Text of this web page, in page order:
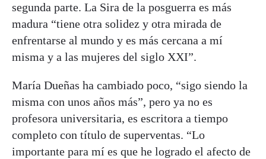
segunda parte. La Sira de la posguerra es más
madura “tiene otra solidez y otra mirada de
enfrentarse al mundo y es más cercana a mí
misma y a las mujeres del siglo XXI”.
María Dueñas ha cambiado poco, “sigo siendo la
misma con unos años más”, pero ya no es
profesora universitaria, es escritora a tiempo
completo con título de superventas. “Lo
importante para mí es que he logrado el afecto de